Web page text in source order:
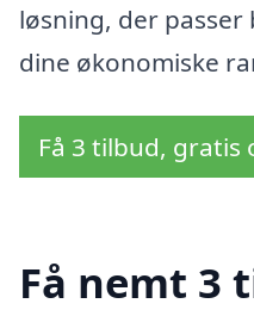
løsning, der
dine økonomiske
Få 3 tilbud,
Få nemt 3